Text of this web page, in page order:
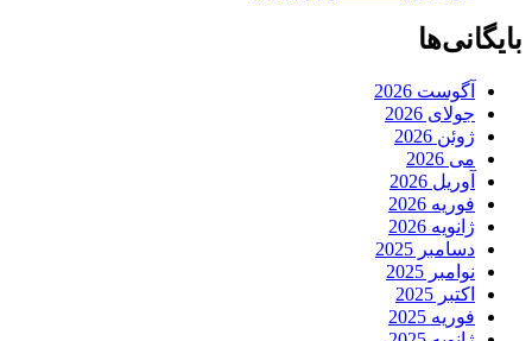
بایگانی‌ها
آگوست 2026
جولای 2026
ژوئن 2026
می 2026
آوریل 2026
فوریه 2026
ژانویه 2026
دسامبر 2025
نوامبر 2025
اکتبر 2025
فوریه 2025